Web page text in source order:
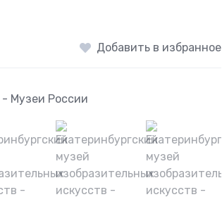
Добавить в избранное